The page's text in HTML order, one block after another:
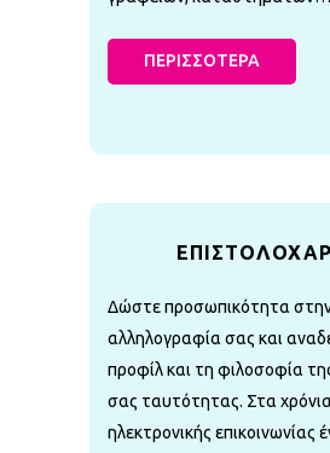
ΠΕΡΙΣΣΟΤΕΡΑ
Δώστε προσωπικότητα
αλληλογραφία σας και
προφίλ και τη φιλοσοφία
σας ταυτότητας. Στα
ηλεκτρονικής επικοινωνίας